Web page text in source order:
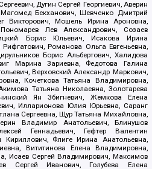
Дугин Сергей Георгиевич, Аверин
Бекханович, Шевченко Дмитрий
Викторович, Мошель Ирина Ароновна,
Лев Александрович, Созаев
Борис Юльевич, Исакова Ирина
Романова Ольга Евгеньевна,
Борис Альбертович, Халидова
Марина Зариевна, Федотова Галина
Верховский Александр Маркович,
Кочеткова Татьяна Владимировна,
Татьяна Николаевна, Золотарева
Ян Збигневич, Жемкова Елена
Илларионова Юлия Юрьевна, Саранг
Сергеевна, Щур Татьяна Михайловна,
Владимир Анатольевич, Блинушов
Геннадьевич, Гефтер Валентин
Флиге Ирина Анатольевна,
Вититинова Елена Владимировна,
Исаев Сергей Владимирович, Максимов
Сергей Иванович, Голубева Елена